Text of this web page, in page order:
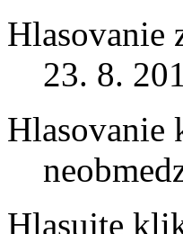
Hlasovanie
23. 8.
Hlasovanie
Hlasujte